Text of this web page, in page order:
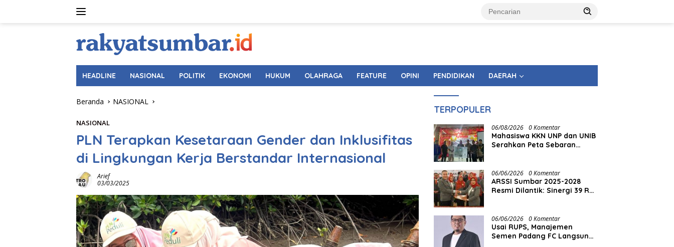
HEADLINE NASIONAL POLITIK EKONOMI HUKUM OLAHRAGA FEATURE OPINI PENDIDIKAN DAERAH
Beranda NASIONAL
NASIONAL
PLN Terapkan Kesetaraan Gender dan Inklusifitas
di Lingkungan Kerja Berstandar Internasional
Arief
03/03/2025
TERPOPULER
06/08/2026 0 Komentar
Mahasiswa KKN UNP dan UNIB
Serahkan Peta Sebaran
Selatan
06/06/2026 0 Komentar
ARSSI Sumbar 2025-2028
Resmi Dilantik: Sinergi 39 RS
Paripurna bagi Masyarakat
06/06/2026 0 Komentar
Usai RUPS, Manajemen
Semen Padang FC Langsung